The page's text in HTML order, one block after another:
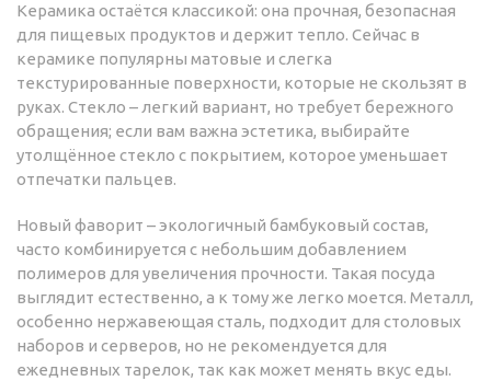
Керамика остаётся классикой: она прочная, безопасная
для пищевых продуктов и держит тепло. Сейчас в
керамике популярны матовые и слегка
текстурированные поверхности, которые не скользят в
руках. Стекло – легкий вариант, но требует бережного
обращения; если вам важна эстетика, выбирайте
утолщённое стекло с покрытием, которое уменьшает
отпечатки пальцев.
Новый фаворит – экологичный бамбуковый состав,
часто комбинируется с небольшим добавлением
полимеров для увеличения прочности. Такая посуда
выглядит естественно, а к тому же легко моется. Металл,
особенно нержавеющая сталь, подходит для столовых
наборов и серверов, но не рекомендуется для
ежедневных тарелок, так как может менять вкус еды.